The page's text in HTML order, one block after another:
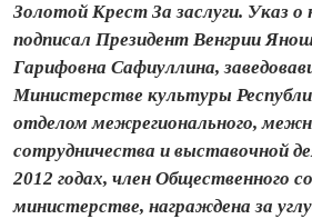
Золотой Крест За заслуги. Указ о
подписал Президент Венгрии
Гарифовна Сафиуллина,
Министерстве культуры
отделом межрегионального,
сотрудничества и выставочной
2012 годах, член Общественного
министерстве, награждена за